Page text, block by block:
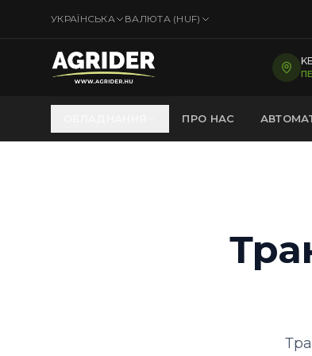
УКРАЇНСЬКА ВАЛЮТА (HUF)
ПРО НАС